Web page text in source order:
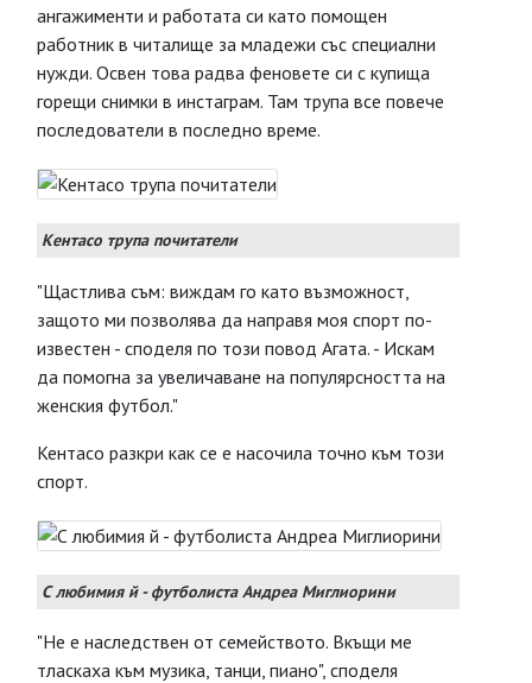
ангажименти и работата си като помощен
работник в читалище за младежи със специални
нужди. Освен това радва феновете си с купища
горещи снимки в инстаграм. Там трупа все повече
последователи в последно време.
Кентасо трупа почитатели
"Щастлива съм: виждам го като възможност,
защото ми позволява да направя моя спорт по-
известен - споделя по този повод Агата. - Искам
да помогна за увеличаване на популярсността на
женския футбол."
Кентасо разкри как се е насочила точно към този
спорт.
С любимия й - футболиста Андреа Миглиорини
"Не е наследствен от семейството. Вкъщи ме
тласкаха към музика, танци, пиано", споделя